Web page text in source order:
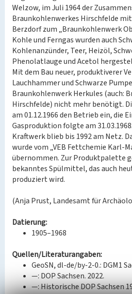
Welzow, im Juli 1964 der
Braunkohlenwerkes Hirschfelde
Berzdorf zum „Braunkohlenwerk
Kohle und Ferngas wurden auch
Kohlenanzünder, Teer, Heizöl,
Phenolatlauge und Acetol
Mit dem Bau neuer, produktiverer
Lauchhammer und Schwarze
Braunkohlenwerk Herkules (auch:
Hirschfelde) nicht mehr benötigt.
am 01.12.1966 den Betrieb ein, die
Gasproduktion folgte am
Kraftwerk blieb bis 1992 am Netz.
wurde vom „VEB Fettchemie Karl-
übernommen. Zur Produktpalette
bekanntes Spülmittel, das auch
produziert wird.
(Anja Prust, Landesamt für
Datierung:
1905–1968
Quellen/Literaturangaben:
GeoSN, dl-de/by-2-0.: DGM1
—: DOP Sachsen. 2022.
—: Historische DOP Sachsen